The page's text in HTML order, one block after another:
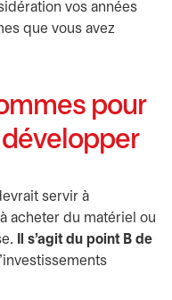
vos années
que vous avez
pour
servir à
acheter du matériel ou
Il s’agit du point B de